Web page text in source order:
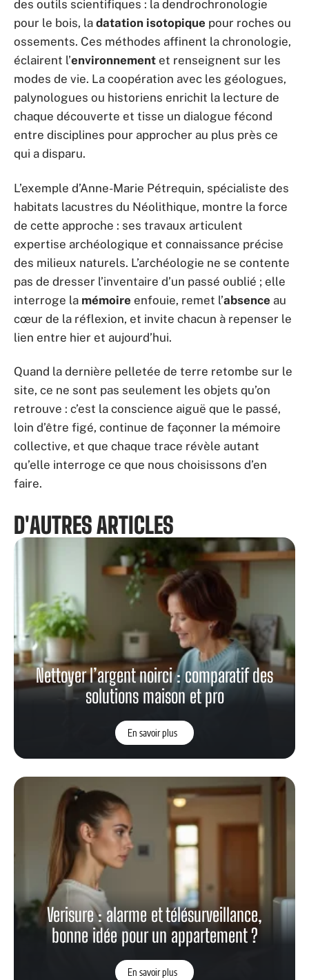
des outils scientifiques : la dendrochronologie
pour le bois, la datation isotopique pour roches ou
ossements. Ces méthodes affinent la chronologie,
éclairent l’environnement et renseignent sur les
modes de vie. La coopération avec les géologues,
palynologues ou historiens enrichit la lecture de
chaque découverte et tisse un dialogue fécond
entre disciplines pour approcher au plus près ce
qui a disparu.
L’exemple d’Anne-Marie Pétrequin, spécialiste des
habitats lacustres du Néolithique, montre la force
de cette approche : ses travaux articulent
expertise archéologique et connaissance précise
des milieux naturels. L’archéologie ne se contente
pas de dresser l’inventaire d’un passé oublié ; elle
interroge la mémoire enfouie, remet l’absence au
cœur de la réflexion, et invite chacun à repenser le
lien entre hier et aujourd’hui.
Quand la dernière pelletée de terre retombe sur le
site, ce ne sont pas seulement les objets qu’on
retrouve : c’est la conscience aiguë que le passé,
loin d’être figé, continue de façonner la mémoire
collective, et que chaque trace révèle autant
qu’elle interroge ce que nous choisissons d’en
faire.
D'AUTRES ARTICLES
Nettoyer l’argent noirci : comparatif des
solutions maison et pro
En savoir plus
Verisure : alarme et télésurveillance,
bonne idée pour un appartement ?
En savoir plus